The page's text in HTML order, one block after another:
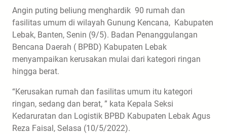
Angin puting beliung menghardik 90 rumah dan
fasilitas umum di wilayah Gunung Kencana, Kabupaten
Lebak, Banten, Senin (9/5). Badan Penanggulangan
Bencana Daerah ( BPBD) Kabupaten Lebak
menyampaikan kerusakan mulai dari kategori ringan
hingga berat.
“Kerusakan rumah dan fasilitas umum itu kategori
ringan, sedang dan berat, ” kata Kepala Seksi
Kedaruratan dan Logistik BPBD Kabupaten Lebak Agus
Reza Faisal, Selasa (10/5/2022).